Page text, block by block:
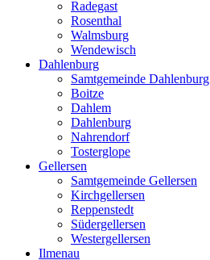
Radegast
Rosenthal
Walmsburg
Wendewisch
Dahlenburg
Samtgemeinde Dahlenburg
Boitze
Dahlem
Dahlenburg
Nahrendorf
Tosterglope
Gellersen
Samtgemeinde Gellersen
Kirchgellersen
Reppenstedt
Südergellersen
Westergellersen
Ilmenau